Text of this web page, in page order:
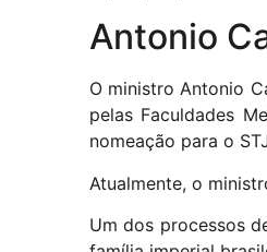
Antonio
O ministro Antonio
pelas Faculdades
nomeação para o
Atualmente, o
Um dos processos